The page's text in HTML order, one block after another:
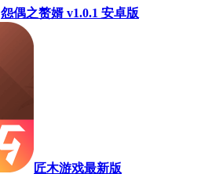
怨偶之赘婿 v1.0.1 安卓版
匠木游戏最新版